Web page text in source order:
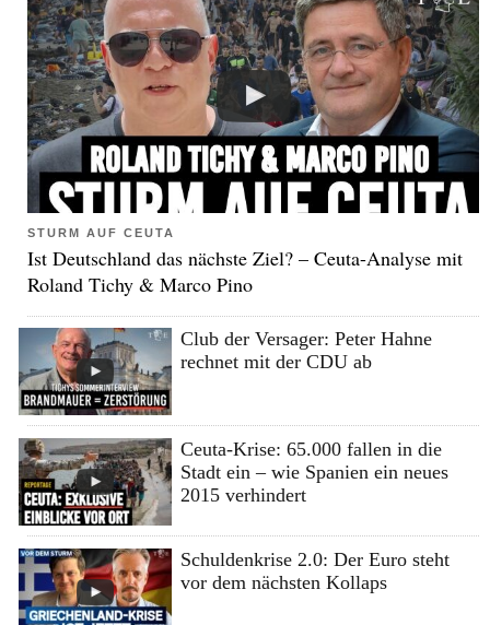
STURM AUF CEUTA
Ist Deutschland das nächste Ziel? – Ceuta-Analyse mit
Roland Tichy & Marco Pino
Club der Versager: Peter Hahne
rechnet mit der CDU ab
Ceuta-Krise: 65.000 fallen in die
Stadt ein – wie Spanien ein neues
2015 verhindert
Schuldenkrise 2.0: Der Euro steht
vor dem nächsten Kollaps